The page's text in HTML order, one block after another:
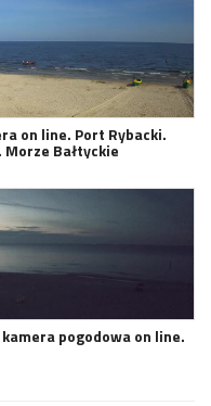
on line. Port Rybacki.
Bałtyckie
pogodowa on line.